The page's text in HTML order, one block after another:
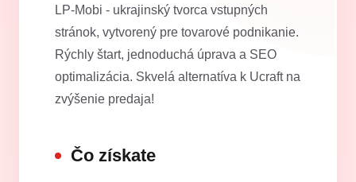
LP-Mobi - ukrajinský tvorca vstupných
stránok, vytvorený pre tovarové podnikanie.
Rýchly štart, jednoduchá úprava a SEO
optimalizácia. Skvelá alternatíva k Ucraft na
zvýšenie predaja!
Čo získate